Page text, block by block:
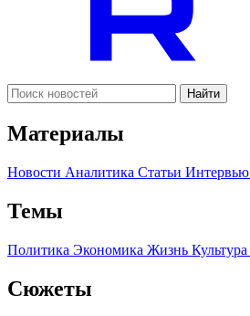
Найти
Материалы
Новости Аналитика Статьи Интервью
Темы
Политика Экономика Жизнь Культура
Сюжеты